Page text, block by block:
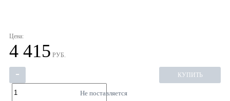
Цена:
4 415 РУБ.
- КУПИТЬ
Не поставляется